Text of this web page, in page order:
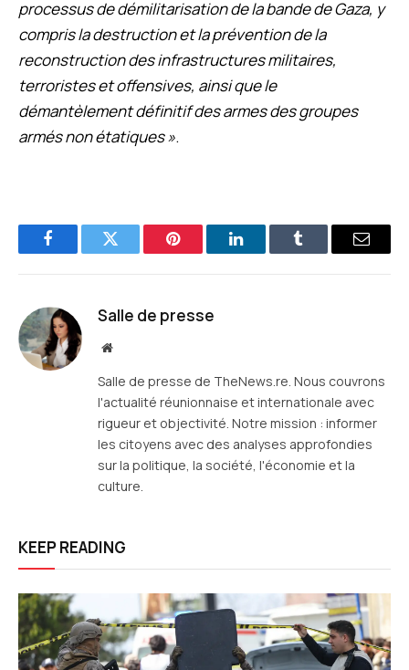
processus de démilitarisation de la bande de Gaza, y
compris la destruction et la prévention de la
reconstruction des infrastructures militaires,
terroristes et offensives, ainsi que le
démantèlement définitif des armes des groupes
armés non étatiques ».
FacebookTwitter Pinterest LinkedInTumblr
E-
Salle de presse
Site
Salle de presse de TheNews.re. Nous couvrons
l'actualité réunionnaise et internationale avec
rigueur et objectivité. Notre mission : informer
les citoyens avec des analyses approfondies
sur la politique, la société, l'économie et la
culture.
KEEP READING